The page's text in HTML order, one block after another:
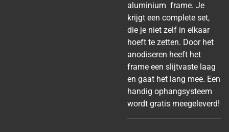
aluminium frame. Je
krijgt een complete set,
die je niet zelf in elkaar
hoeft te zetten. Door het
anodiseren heeft het
frame een slijtvaste laag
en gaat het lang mee. Een
handig ophangsysteem
wordt gratis meegeleverd!